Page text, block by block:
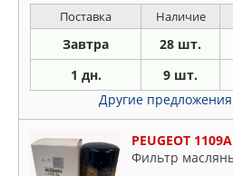
Поставка Наличие
Завтра 28 шт.
1 дн. 9 шт.
Другие
PEUGEOT
Фильтр